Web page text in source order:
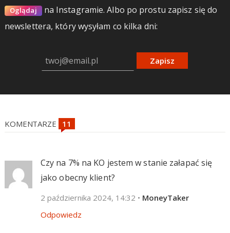
Oglądaj na Instagramie.Albo po prostu zapisz się do
newslettera, który wysyłam co kilka dni:
Zapisz
KOMENTARZE
Czy na 7% na KO jestem w stanie załapać się
jako obecny klient?
2 października 2024, 14:32 • MoneyTaker
Odpowiedz